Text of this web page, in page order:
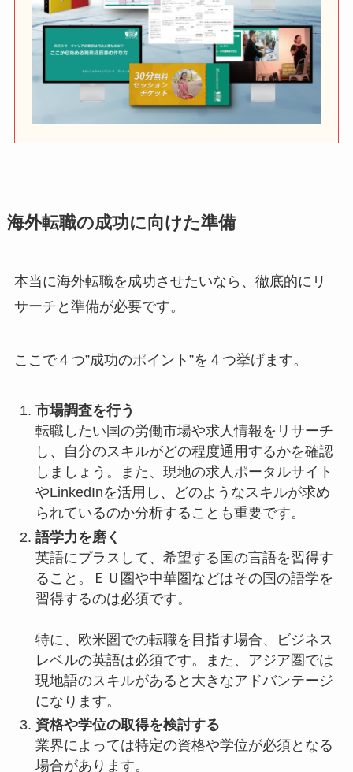
海外転職の成功に向けた準備
本当に海外転職を成功させたいなら、徹底的にリ
サーチと準備が必要です。
ここで４つ”成功のポイント”を４つ挙げます。
市場調査を行う
転職したい国の労働市場や求人情報をリサーチ
し、自分のスキルがどの程度通用するかを確認
しましょう。また、現地の求人ポータルサイト
やLinkedInを活用し、どのようなスキルが求め
られているのか分析することも重要です。
語学力を磨く
英語にプラスして、希望する国の言語を習得す
ること。ＥＵ圏や中華圏などはその国の語学を
習得するのは必須です。
特に、欧米圏での転職を目指す場合、ビジネス
レベルの英語は必須です。また、アジア圏では
現地語のスキルがあると大きなアドバンテージ
になります。
資格や学位の取得を検討する
業界によっては特定の資格や学位が必須となる
場合があります。